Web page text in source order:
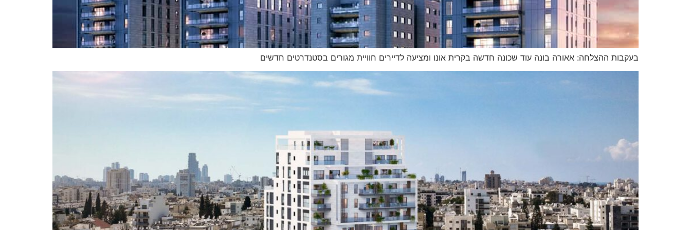
בעקבות ההצלחה: אאורה בונה עוד שכונה חדשה בקרית אונו ומציעה לדיירים חוויית מגורים בסטנדרטים חדשים